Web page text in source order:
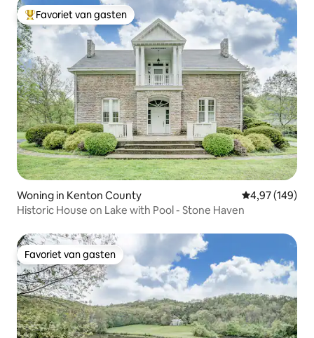
Topfavoriet van gasten
Favoriet van gasten
Woning in Kenton County Gemiddelde
4,97 (149)
Historic House on Lake with Pool - Stone Haven
Favoriet van gasten
Favoriet van gasten